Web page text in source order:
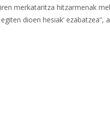
merkataritza hitzarmenak
dioen hesiak’ ezabatzea”,